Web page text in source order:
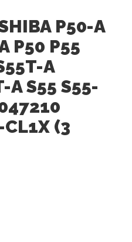
P50-A
P50 P55
A
A S55 S55-
(3